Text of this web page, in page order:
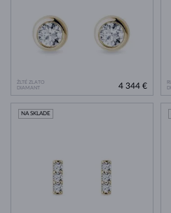
ŽLTÉ ZLATO
DIAMANT
4 344 €
NA SKLADE